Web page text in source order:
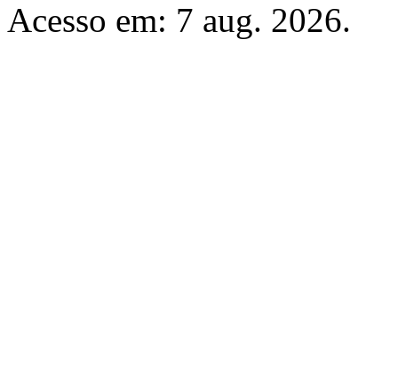
Acesso em: 7 aug. 2026.